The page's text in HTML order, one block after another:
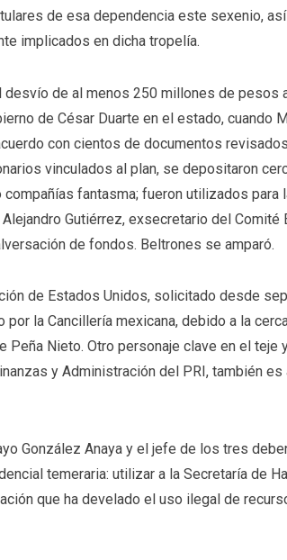
de esa dependencia este sexenio,
implicados en dicha tropelía.
desvío de al menos 250 millones de pesos
de César Duarte en el estado, cuando
con cientos de documentos
vinculados al plan, se depositaron
fantasma; fueron utilizados para
Gutiérrez, exsecretario del Comité
de fondos. Beltrones se amparó.
de Estados Unidos, solicitado desde
la Cancillería mexicana, debido a la
Peña Nieto. Otro personaje clave en el teje
y Administración del PRI, también es
González Anaya y el jefe de los tres
temeraria: utilizar a la Secretaría de
que ha develado el uso ilegal de